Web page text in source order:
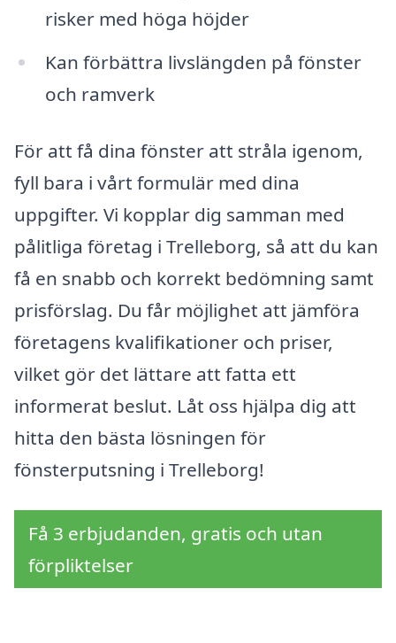
risker med höga höjder
Kan förbättra livslängden på fönster
och ramverk
För att få dina fönster att stråla igenom,
fyll bara i vårt formulär med dina
uppgifter. Vi kopplar dig samman med
pålitliga företag i Trelleborg, så att du kan
få en snabb och korrekt bedömning samt
prisförslag. Du får möjlighet att jämföra
företagens kvalifikationer och priser,
vilket gör det lättare att fatta ett
informerat beslut. Låt oss hjälpa dig att
hitta den bästa lösningen för
fönsterputsning i Trelleborg!
Få 3 erbjudanden, gratis och utan
förpliktelser